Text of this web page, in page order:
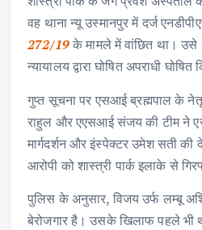
वह थाना न्यू उस्मानपुर में दर्ज
272/19के मामले में वांछित था। उसे
न्यायालय द्वारा घोषित अपराधी घोषित
गुप्त सूचना पर एसआई ब्रह्मपाल के
राहुल और एएसआई संजय की टीम ने
मार्गदर्शन और इंस्पेक्टर उमेश सती की
आरोपी को शास्त्री पार्क इलाके से
पुलिस के अनुसार, विजय उर्फ लम्बू
बेरोजगार है। उसके खिलाफ पहले भी